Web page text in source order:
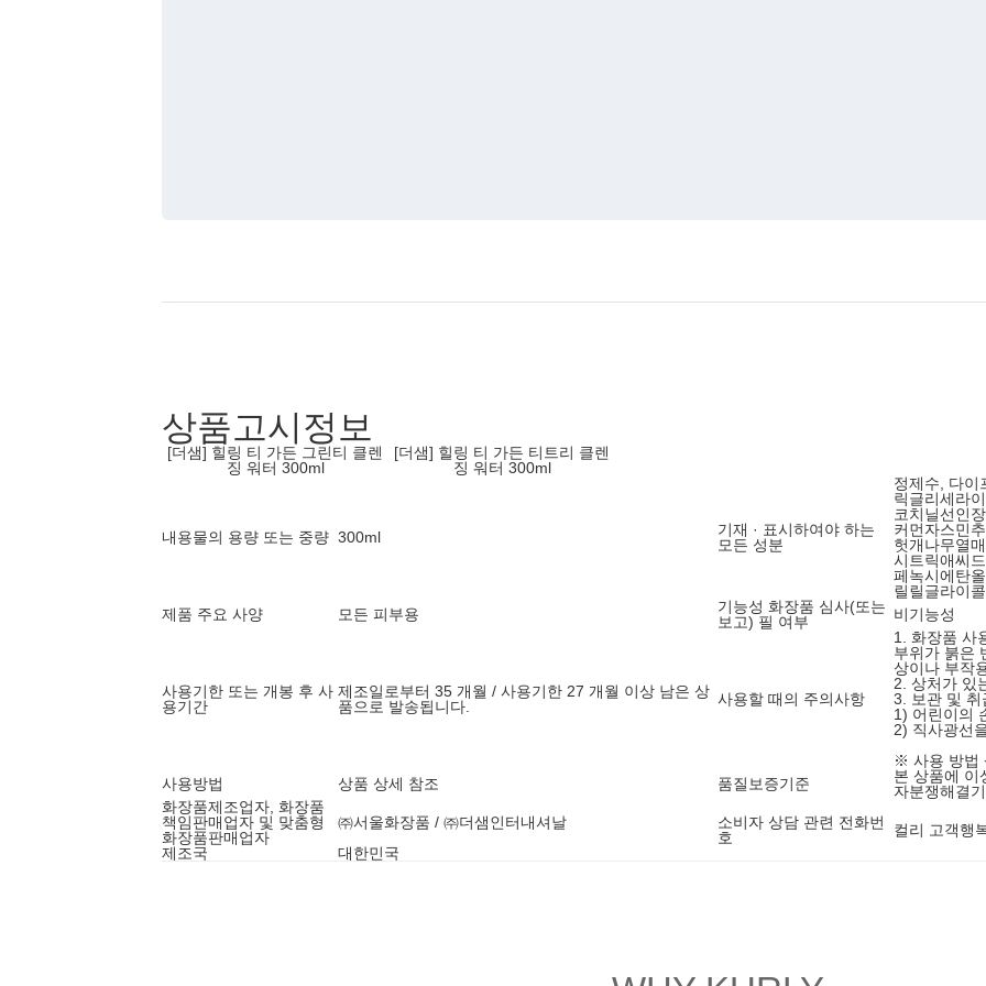
상품고시정보
[더샘] 힐링 티 가든 그린티 클렌
징 워터 300ml
[더샘] 힐링 티 가든 티트리 클렌
징 워터 300ml
내용물의 용량 또는 중량 300ml
기재 · 표시하여야 하는
모든 성분
정제수, 다이
릭글리세라
코치닐선인
커먼자스민
헛개나무열
시트릭애씨
페녹시에탄
릴릴글라이
제품 주요 사양
모든 피부용
기능성 화장품 심사(또는
보고) 필 여부
비기능성
사용기한 또는 개봉 후 사
용기간
제조일로부터 35 개월 / 사용기한 27 개월 이상 남은 상
품으로 발송됩니다.
사용할 때의 주의사항
1. 화장품 사
부위가 붉은
상이나 부작
2. 상처가 있
3. 보관 및 취
1) 어린이의
2) 직사광선
※ 사용 방법
사용방법
상품 상세 참조 품질보증기준
본 상품에 이
자분쟁해결
화장품제조업자, 화장품
책임판매업자 및 맞춤형
화장품판매업자
㈜서울화장품 / ㈜더샘인터내셔날
소비자 상담 관련 전화번
호
컬리 고객행
제조국
대한민국